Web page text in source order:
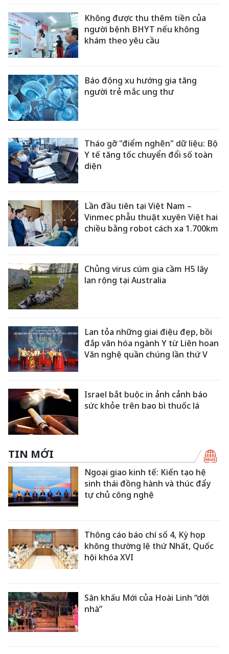
Không được thu thêm tiền của
người bệnh BHYT nếu không
khám theo yêu cầu
Báo động xu hướng gia tăng
người trẻ mắc ung thư
Tháo gỡ "điểm nghẽn" dữ liệu: Bộ
Y tế tăng tốc chuyển đổi số toàn
diện
Lần đầu tiên tại Việt Nam –
Vinmec phẫu thuật xuyên Việt hai
chiều bằng robot cách xa 1.700km
Chủng virus cúm gia cầm H5 lây
lan rộng tại Australia
Lan tỏa những giai điệu đẹp, bồi
đắp văn hóa ngành Y từ Liên hoan
Văn nghệ quần chúng lần thứ V
Israel bắt buộc in ảnh cảnh báo
sức khỏe trên bao bì thuốc lá
TIN MỚI
Ngoại giao kinh tế: Kiến tạo hệ
sinh thái đồng hành và thúc đẩy
tự chủ công nghệ
Thông cáo báo chí số 4, Kỳ họp
không thường lệ thứ Nhất, Quốc
hội khóa XVI
Sân khấu Mới của Hoài Linh “dời
nhà”